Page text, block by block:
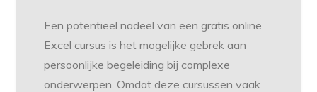
Een potentieel nadeel van een gratis online
Excel cursus is het mogelijke gebrek aan
persoonlijke begeleiding bij complexe
onderwerpen. Omdat deze cursussen vaak